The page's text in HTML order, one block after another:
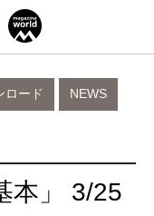
NEWS
ロード
本」 3/25